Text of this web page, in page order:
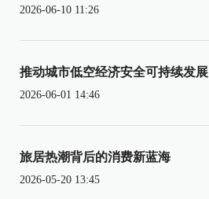
2026-06-10 11:26
推动城市低空经济安全可持续发展
2026-06-01 14:46
旅居热潮背后的消费新蓝海
2026-05-20 13:45